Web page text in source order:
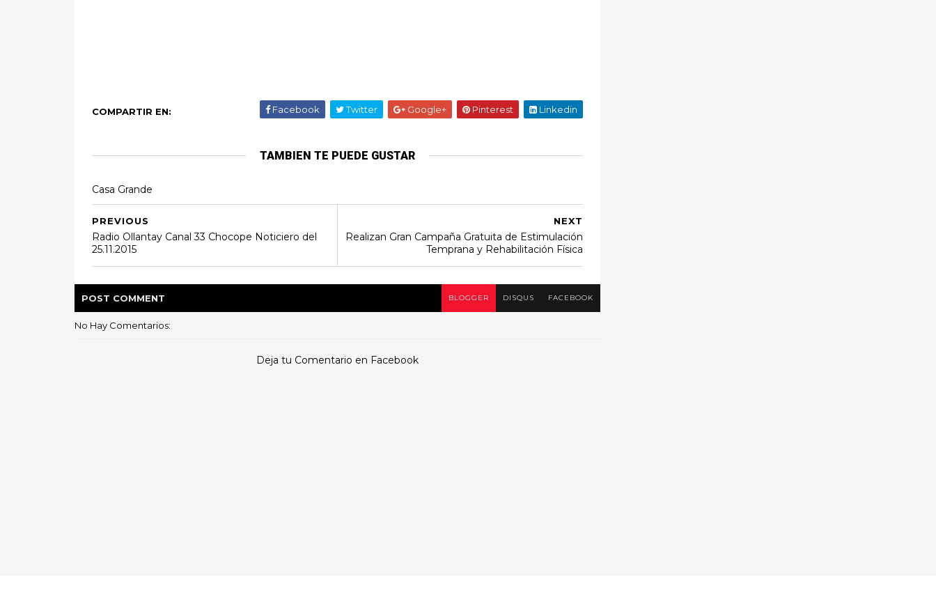
COMPARTIR EN: Facebook Twitter Google+ Pinterest Linkedin
TAMBIEN TE PUEDE GUSTAR
Casa Grande
NEXT
Realizan Gran Campaña Gratuita de Estimulación
Temprana y Rehabilitación Física
PREVIOUS
Radio Ollantay Canal 33 Chocope Noticiero del
25.11.2015
POST COMMENT BLOGGER DISQUS FACEBOOK
No Hay Comentarios:
Deja tu Comentario en Facebook